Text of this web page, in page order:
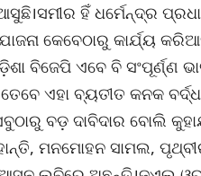
ହିଁ ଧର୍ମେନ୍ଦ୍ର
କେବେଠାରୁ କାର୍ଯ୍ୟ
ବିଜେପି ଏବେ ବି ସଂପୂର୍ଣ୍ଣ
ଏହା ବ୍ୟତୀତ କନକ
ବଡ଼ ଦାବିଦାର ବୋଲି
ମନମୋହନ ସାମଲ,